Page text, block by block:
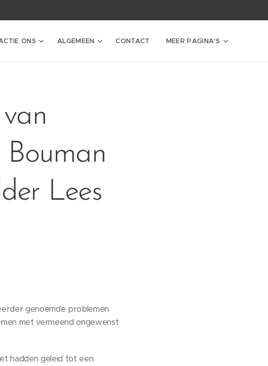
ONS ALGEMEEN CONTACT MEER PAGINA'S
Lees
genoemde problemen
met vermeend ongewenst
hadden geleid tot een